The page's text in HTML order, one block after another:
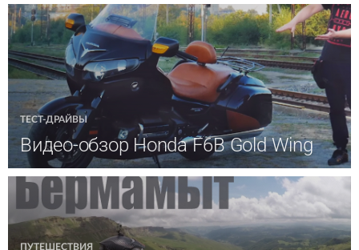
ТЕСТ-ДРАЙВЫ
Видео-обзор Honda F6B Gold Wing
ПУТЕШЕСТВИЯ